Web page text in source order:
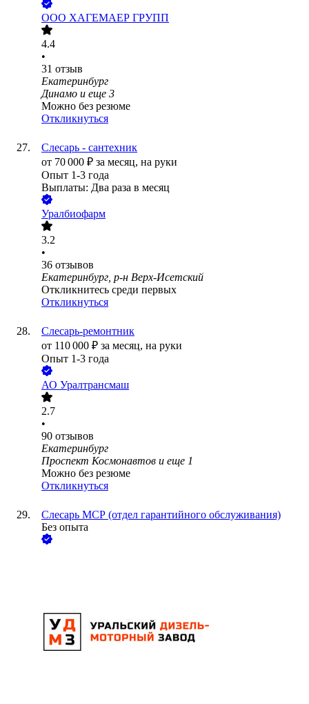
ООО ХАГЕМАЕР ГРУПП
4.4
•
31 отзыв
Екатеринбург
Динамо и еще 3
Можно без резюме
Откликнуться
Слесарь - сантехник
от 70 000 ₽ за месяц, на руки
Опыт 1-3 года
Выплаты: Два раза в месяц
Уралбиофарм
3.2
•
36 отзывов
Екатеринбург, р-н Верх-Исетский
Откликнитесь среди первых
Откликнуться
Слесарь-ремонтник
от 110 000 ₽ за месяц, на руки
Опыт 1-3 года
АО Уралтрансмаш
2.7
•
90 отзывов
Екатеринбург
Проспект Космонавтов и еще 1
Можно без резюме
Откликнуться
Слесарь МСР (отдел гарантийного обслуживания)
Без опыта